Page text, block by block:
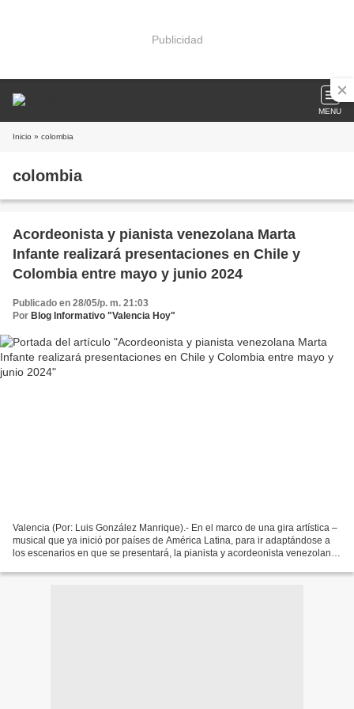
Publicidad
MENU
Inicio » colombia
colombia
Acordeonista y pianista venezolana Marta
Infante realizará presentaciones en Chile y
Colombia entre mayo y junio 2024
Publicado en 28/05/p. m. 21:03
Por Blog Informativo "Valencia Hoy"
Valencia (Por: Luis González Manrique).- En el marco de una gira artística –
musical que ya inició por países de América Latina, para ir adaptándose a
los escenarios en que se presentará, la pianista y acordeonista venezolana